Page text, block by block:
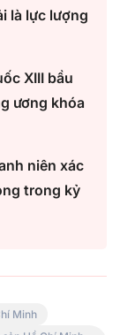
là lực lượng
XIII bầu
ương khóa
niên xác
trong kỷ
Minh